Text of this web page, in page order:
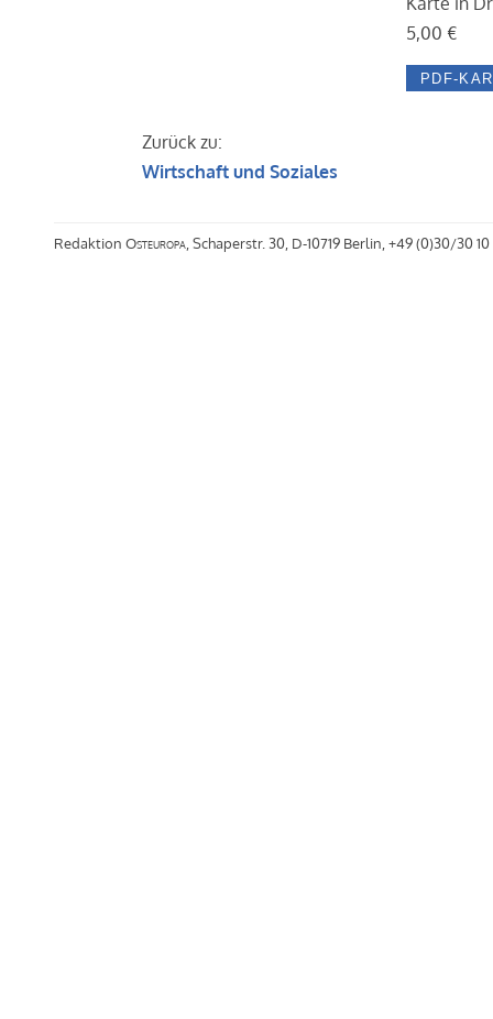
5,00 €
Zurück zu:
Wirtschaft und Soziales
Redaktion Osteuropa , Schaperstr. 30, D-10719 Berlin, +49 (0)30/30